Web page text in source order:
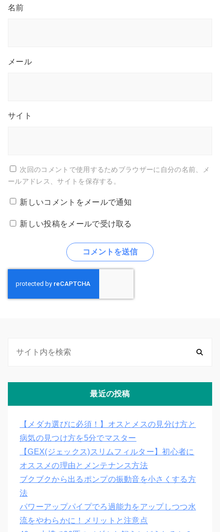
名前
メール
サイト
次回のコメントで使用するためブラウザーに自分の名前、メ
ールアドレス、サイトを保存する。
新しいコメントをメールで通知
新しい投稿をメールで受け取る
最近の投稿
【メダカ選びに必須！】オスとメスの見分け方と
病気の見つけ方を5分でマスター
【GEX(ジェックス)スリムフィルター】初心者に
オススメの理由とメンテナンス方法
ブクブクから出るポンプの振動音を小さくする方
法
パワーアップパイプでろ過能力をアップしつつ水
流をやわらかに！メリットと注意点